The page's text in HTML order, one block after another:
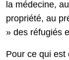
la médecine,
propriété, au
» des réfugiés
Pour ce qui est